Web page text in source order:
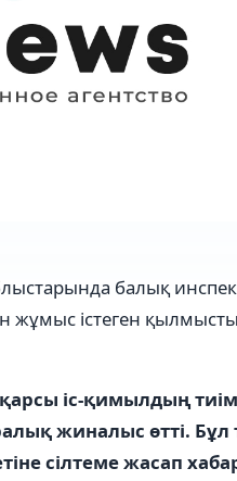
балық
жұмыс істеген
іс-қимылдың
жиналыс өтті. Бұл
сілтеме жасап